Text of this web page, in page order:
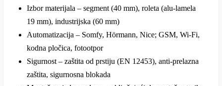
Izbor materijala – segment (40 mm), roleta (alu-lamela
19 mm), industrijska (60 mm)
Automatizacija – Somfy, Hörmann, Nice; GSM, Wi-Fi,
kodna pločica, fotootpor
Sigurnost – zaštita od prstiju (EN 12453), anti-prelazna
zaštita, sigurnosna blokada